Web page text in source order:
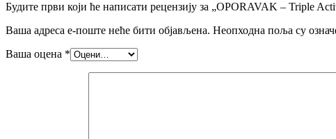
Будите први који ће написати рецензију за „OPORAVAK – Triple
Ваша адреса е-поште неће бити објављена. Неопходна поља су
Ваша оцена *